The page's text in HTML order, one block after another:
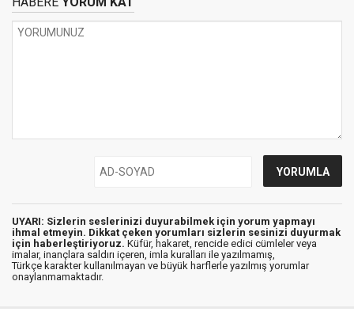
UYARI: Sizlerin seslerinizi duyurabilmek için yorum yapmayı
ihmal etmeyin. Dikkat çeken yorumları sizlerin sesinizi duyurmak
için haberleştiriyoruz. Küfür, hakaret, rencide edici cümleler veya
imalar, inançlara saldırı içeren, imla kuralları ile yazılmamış,
Türkçe karakter kullanılmayan ve büyük harflerle yazılmış yorumlar
onaylanmamaktadır.